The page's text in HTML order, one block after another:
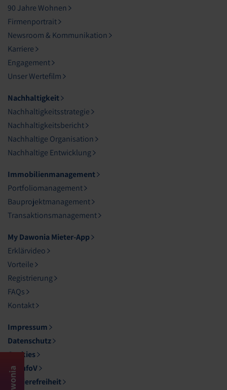
90 Jahre Wohnen
Firmenportrait
Newsroom & Kommunikation
Karriere
Engagement
Unser Wertefilm
Nachhaltigkeit
Nachhaltigkeitsstrategie
Nachhaltigkeitsbericht
Nachhaltige Organisation
Nachhaltige Entwicklung
Immobilienmanagement
Portfoliomanagement
Bauprojektmanagement
Transaktionsmanagement
My Dawonia Mieter-App
Erklärvideo
Vorteile
Registrierung
FAQs
Kontakt
Impressum
Datenschutz
Cookies
DL-InfoV
Barrierefreiheit